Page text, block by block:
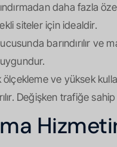
daha fazla
siteler için idealdir.
barındırılır
ve yüksek
Değişken trafiğe